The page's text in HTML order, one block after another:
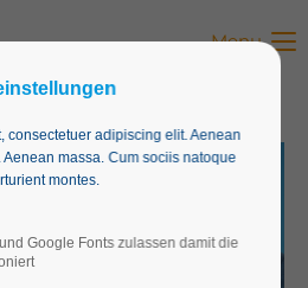
Menu
consectetuer adipiscing elit. Aenean
massa. Cum sociis natoque
montes.
Google Fonts zulassen damit die